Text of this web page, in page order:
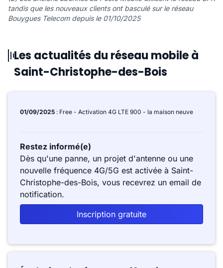
tandis que les nouveaux clients ont basculé sur le réseau
Bouygues Telecom depuis le 01/10/2025
Les actualités du réseau mobile à
Saint-Christophe-des-Bois
01/09/2025 : Free - Activation 4G LTE 900 - la maison neuve
Restez informé(e)
Dès qu'une panne, un projet d'antenne ou une
nouvelle fréquence 4G/5G est activée à Saint-
Christophe-des-Bois, vous recevrez un email de
notification.
Inscription gratuite